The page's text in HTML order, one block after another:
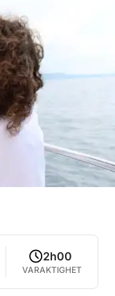
2h00
VARAKTIGHET